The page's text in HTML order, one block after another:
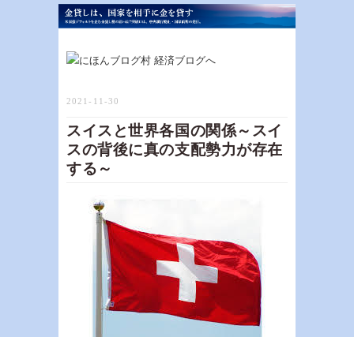
2021-11-30
スイスと世界各国の関係～スイ
スの背後に真の支配勢力が存在
する～